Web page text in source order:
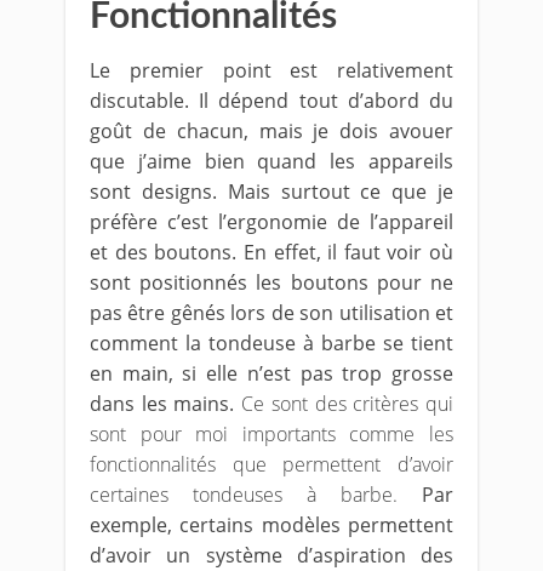
Fonctionnalités
Le premier point est relativement
discutable. Il dépend tout d’abord du
goût de chacun, mais je dois avouer
que j’aime bien quand les appareils
sont designs. Mais surtout ce que je
préfère c’est l’ergonomie de l’appareil
et des boutons. En effet, il faut voir où
sont positionnés les boutons pour ne
pas être gênés lors de son utilisation et
comment la tondeuse à barbe se tient
en main, si elle n’est pas trop grosse
dans les mains. Ce sont des critères qui
sont pour moi importants comme les
fonctionnalités que permettent d’avoir
certaines tondeuses à barbe. Par
exemple, certains modèles permettent
d’avoir un système d’aspiration des